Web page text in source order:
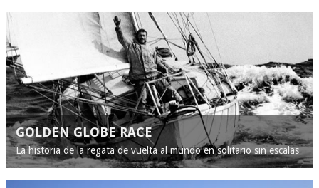
GOLDEN GLOBE RACE
La historia de la regata de vuelta al mundo en solitario sin escalas